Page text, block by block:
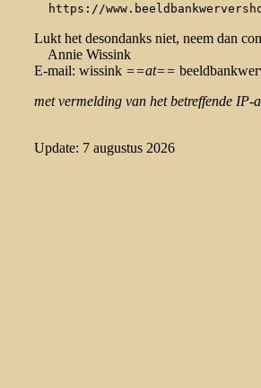
https://
Lukt het desondanks niet, neem dan
Annie Wissink
E-mail: wissink ==at==
met vermelding van het betreffende IP-
Update: 7 augustus 2026